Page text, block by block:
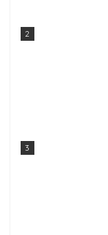
2
3